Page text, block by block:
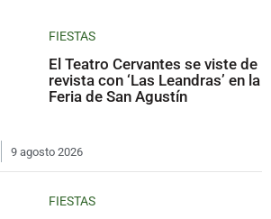
FIESTAS
El Teatro Cervantes se viste de
revista con ‘Las Leandras’ en la
Feria de San Agustín
9 agosto 2026
FIESTAS